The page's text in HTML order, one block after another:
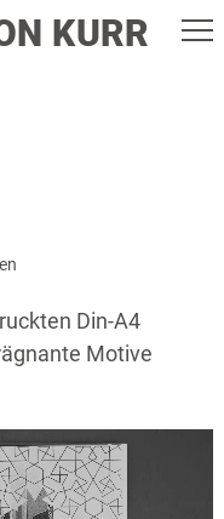
KURR
Din-A4
Motive